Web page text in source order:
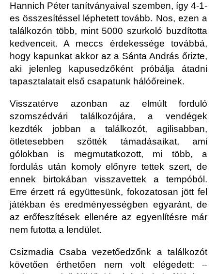
Hannich Péter tanítványaival szemben, így 4-1-
es összesítéssel léphetett tovább. Nos, ezen a
találkozón több, mint 5000 szurkoló buzdította
kedvenceit. A meccs érdekessége továbbá,
hogy kapunkat akkor az a Sánta András őrizte,
aki jelenleg kapusedzőként próbálja átadni
tapasztalatait első csapatunk hálóőreinek.
Visszatérve azonban az elmúlt forduló
szomszédvári találkozójára, a vendégek
kezdték jobban a találkozót, agilisabban,
ötletesebben szőtték támadásaikat, ami
gólokban is megmutatkozott, mi több, a
fordulás után komoly előnyre tettek szert, de
ennek birtokában visszavettek a tempóból.
Erre érzett rá együttesünk, fokozatosan jött fel
játékban és eredményességben egyaránt, de
az erőfeszítések ellenére az egyenlítésre már
nem futotta a lendület.
Csizmadia Csaba vezetőedzőnk a találkozót
követően érthetően nem volt elégedett: –